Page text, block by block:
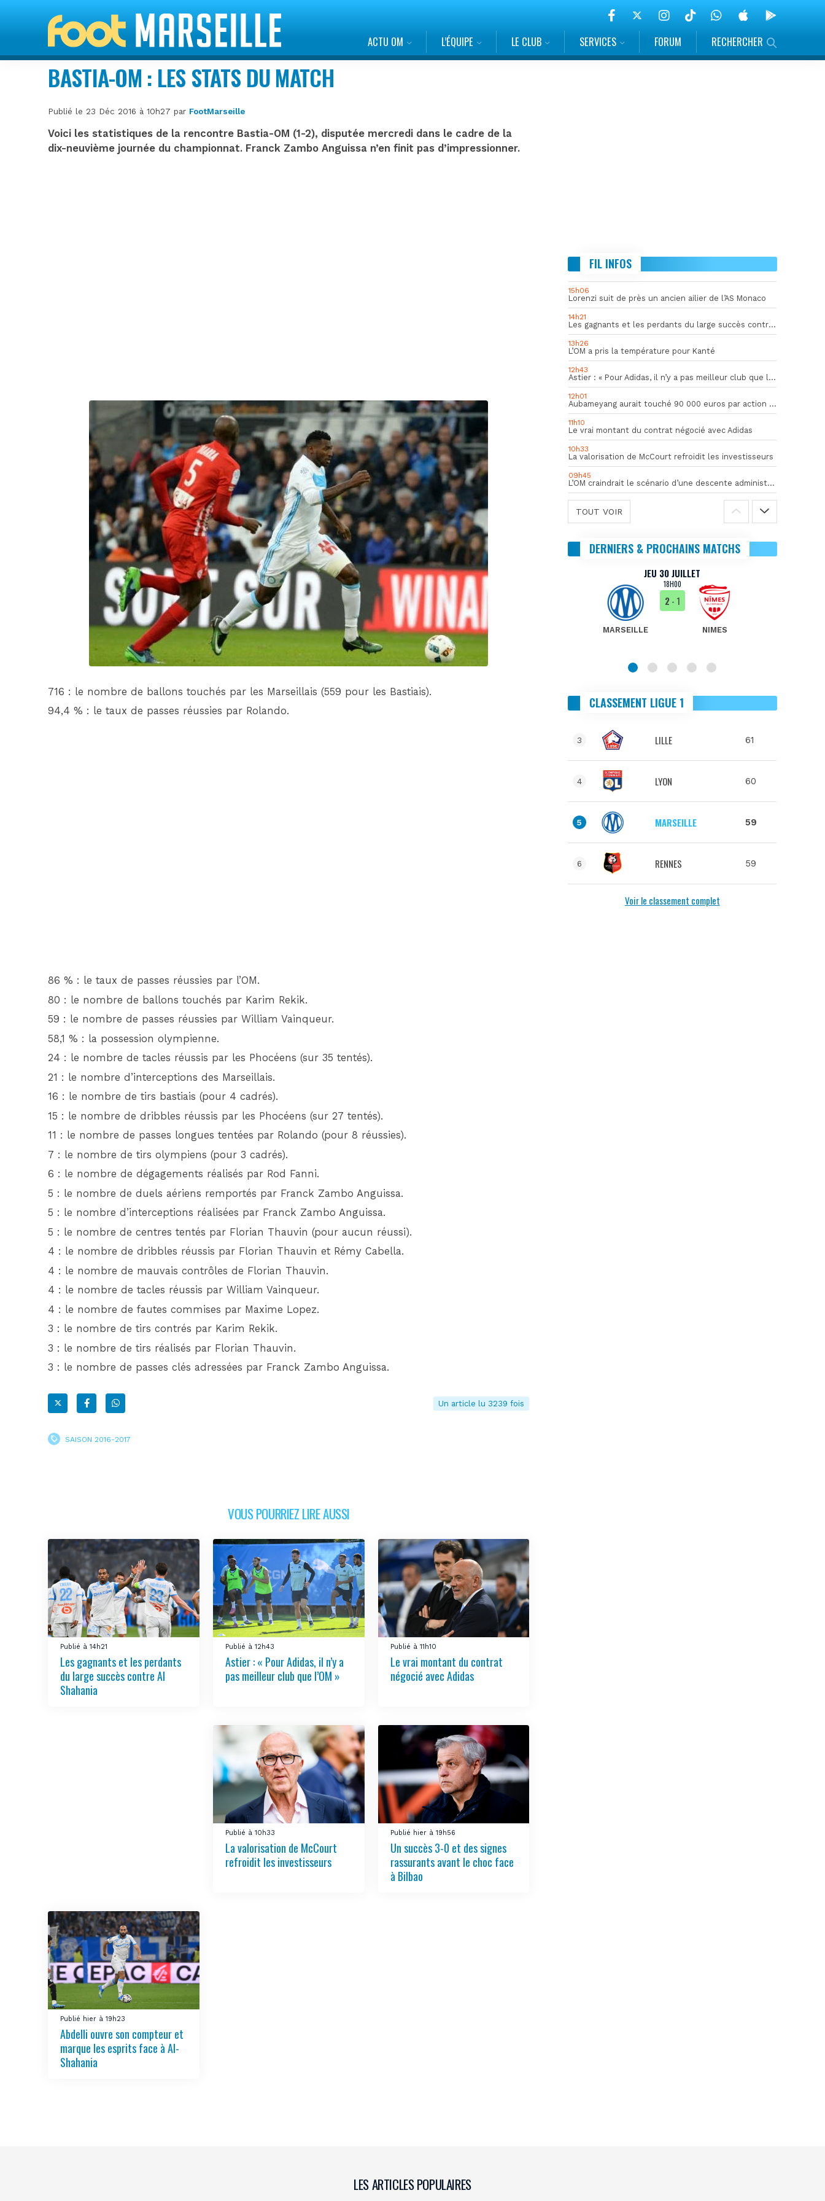
ACTU OM L’ÉQUIPE LE CLUB SERVICES FORUM RECHERCHER
BASTIA-OM : LES STATS DU MATCH
Publié le 23 Déc 2016 à 10h27 par FootMarseille
Voici les statistiques de la rencontre Bastia-OM (1-2), disputée mercredi dans le cadre de la
dix-neuvième journée du championnat. Franck Zambo Anguissa n’en finit pas d’impressionner.
716 : le nombre de ballons touchés par les Marseillais (559 pour les Bastiais).
94,4 % : le taux de passes réussies par Rolando.
86 % : le taux de passes réussies par l’OM.
80 : le nombre de ballons touchés par Karim Rekik.
59 : le nombre de passes réussies par William Vainqueur.
58,1 % : la possession olympienne.
24 : le nombre de tacles réussis par les Phocéens (sur 35 tentés).
21 : le nombre d’interceptions des Marseillais.
16 : le nombre de tirs bastiais (pour 4 cadrés).
15 : le nombre de dribbles réussis par les Phocéens (sur 27 tentés).
11 : le nombre de passes longues tentées par Rolando (pour 8 réussies).
7 : le nombre de tirs olympiens (pour 3 cadrés).
6 : le nombre de dégagements réalisés par Rod Fanni.
5 : le nombre de duels aériens remportés par Franck Zambo Anguissa.
5 : le nombre d’interceptions réalisées par Franck Zambo Anguissa.
5 : le nombre de centres tentés par Florian Thauvin (pour aucun réussi).
4 : le nombre de dribbles réussis par Florian Thauvin et Rémy Cabella.
4 : le nombre de mauvais contrôles de Florian Thauvin.
4 : le nombre de tacles réussis par William Vainqueur.
4 : le nombre de fautes commises par Maxime Lopez.
3 : le nombre de tirs contrés par Karim Rekik.
3 : le nombre de tirs réalisés par Florian Thauvin.
3 : le nombre de passes clés adressées par Franck Zambo Anguissa.
Un article lu 3239 fois
SAISON 2016-2017
VOUS POURRIEZ LIRE AUSSI
Publié à 14h21
Les gagnants et les perdants
du large succès contre Al
Shahania
Publié à 12h43
Astier : « Pour Adidas, il n’y a
pas meilleur club que l’OM »
Publié à 11h10
Le vrai montant du contrat
négocié avec Adidas
Publié à 10h33
La valorisation de McCourt
refroidit les investisseurs
Publié hier à 19h56
Un succès 3-0 et des signes
rassurants avant le choc face
à Bilbao
Publié hier à 19h23
Abdelli ouvre son compteur et
marque les esprits face à Al-
Shahania
FIL INFOS
15h06
Lorenzi suit de près un ancien ailier de l’AS Monaco
14h21
Les gagnants et les perdants du large succès contre Al Shahania
13h26
L’OM a pris la température pour Kanté
12h43
Astier : « Pour Adidas, il n’y a pas meilleur club que l’OM »
12h01
Aubameyang aurait touché 90 000 euros par action décisive
11h10
Le vrai montant du contrat négocié avec Adidas
10h33
La valorisation de McCourt refroidit les investisseurs
09h45
L’OM craindrait le scénario d’une descente administrative
TOUT VOIR
DERNIERS & PROCHAINS MATCHS
DIM 30 AOÛT
20H45
MONACO MARSEILLE
JEU 30 JUILLET
18H00
MARSEILLE
2- 1
NIMES
CLASSEMENT LIGUE 1
3 LILLE 61
4 LYON 60
5 MARSEILLE 59
6 RENNES 59
Voir le classement complet
LES ARTICLES POPULAIRES